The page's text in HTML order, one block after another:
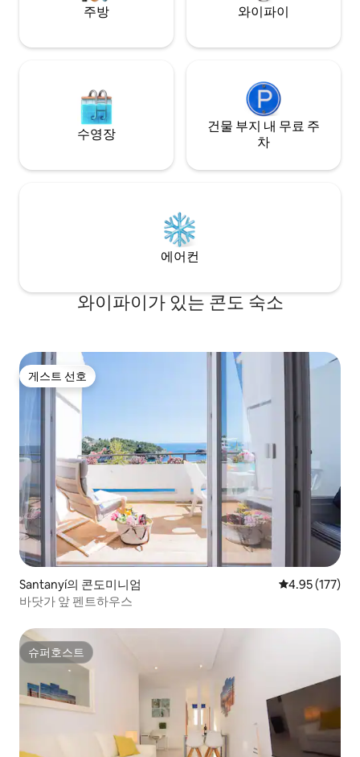
주방 와이파이
수영장
건물 부지 내 무료 주
차
에어컨
와이파이가 있는 콘도 숙소
게스트 선호
게스트 선호
Santanyí의 콘도미니엄 평점 4.95점(5
4.95 (177)
바닷가 앞 펜트하우스
슈퍼호스트
슈퍼호스트